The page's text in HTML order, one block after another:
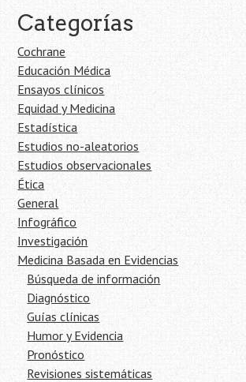
Categorías
Cochrane
Educación Médica
Ensayos clínicos
Equidad y Medicina
Estadística
Estudios no-aleatorios
Estudios observacionales
Ética
General
Infográfico
Investigación
Medicina Basada en Evidencias
Búsqueda de información
Diagnóstico
Guías clínicas
Humor y Evidencia
Pronóstico
Revisiones sistemáticas